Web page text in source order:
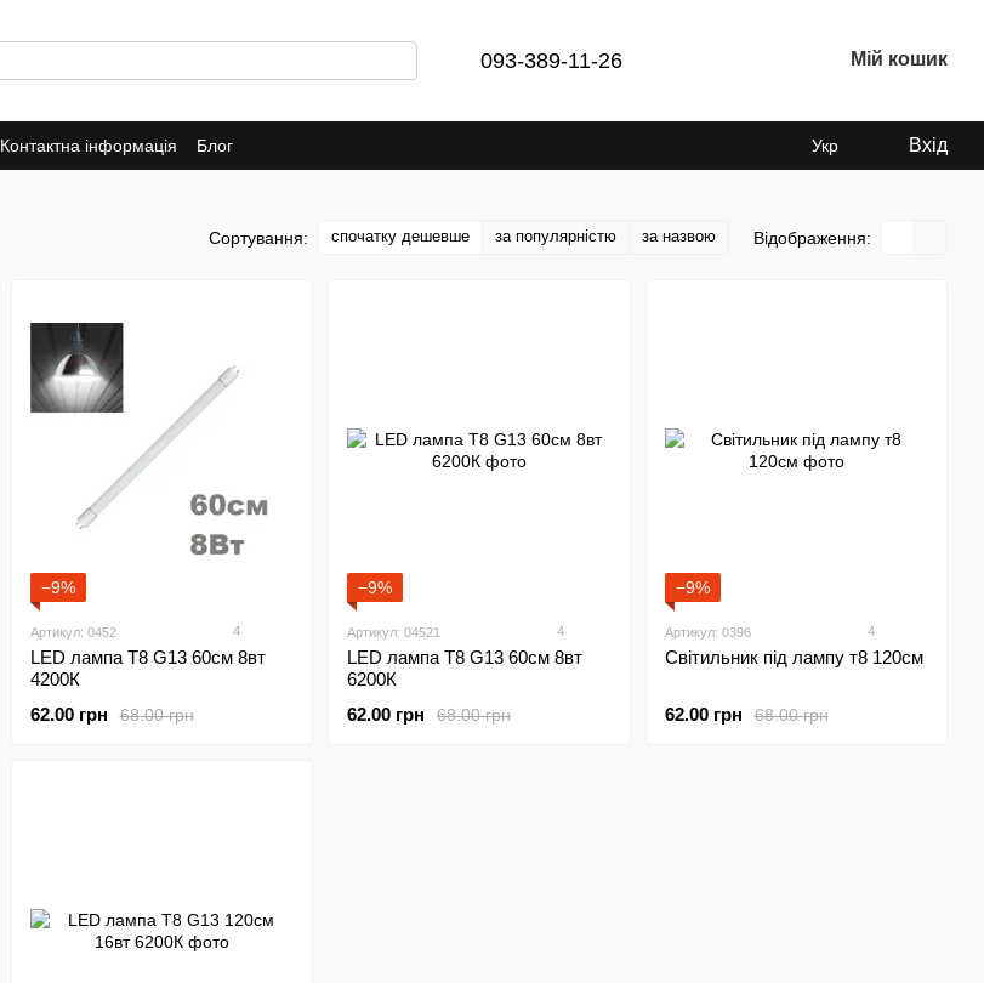
093-389-11-26 Мій кошик
Контактна інформація Блог Укр Вхід
Сортування: спочатку дешевше за популярністю за назвою Відображення:
−9%
Артикул: 0452 4
LED лампа Т8 G13 60см 8вт
4200К
68.00 грн
62.00 грн
−9%
Артикул: 04521 4
LED лампа Т8 G13 60см 8вт
6200К
68.00 грн
62.00 грн
−9%
Артикул: 0396 4
Світильник під лампу т8 120см
68.00 грн
62.00 грн